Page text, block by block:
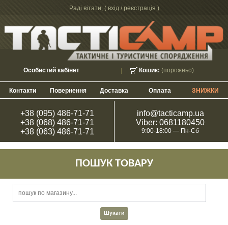
Раді вітати, ( вхід / реєстрація )
Кошик: (порожньо)
Особистий кабінет
Контакти Повернення Доставка Оплата ЗНИЖКИ
+38 (095) 486-71-71
+38 (068) 486-71-71
+38 (063) 486-71-71
info@tacticamp.ua
Viber: 0681180450
9:00-18:00 — Пн-Сб
ПОШУК ТОВАРУ